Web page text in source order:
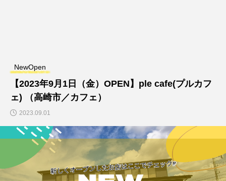
NewOpen
【2023年9月1日（金）OPEN】ple cafe(プルカフ
ェ) （高崎市／カフェ）
2023.09.01